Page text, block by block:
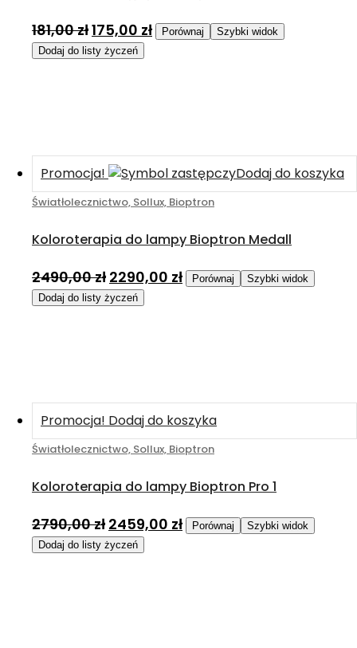
181,00zł175,00 zł Porównaj
Szybki widok
Dodaj do listy życzeń
Promocja! Dodaj do koszyka
Światłolecznictwo, Sollux, Bioptron
Koloroterapia do lampy Bioptron Medall
2490,00zł 2290,00 zł Porównaj
Szybki widok
Dodaj do listy życzeń
Promocja! Dodaj do koszyka
Światłolecznictwo, Sollux, Bioptron
Koloroterapia do lampy Bioptron Pro 1
2790,00zł 2459,00 zł Porównaj
Szybki widok
Dodaj do listy życzeń